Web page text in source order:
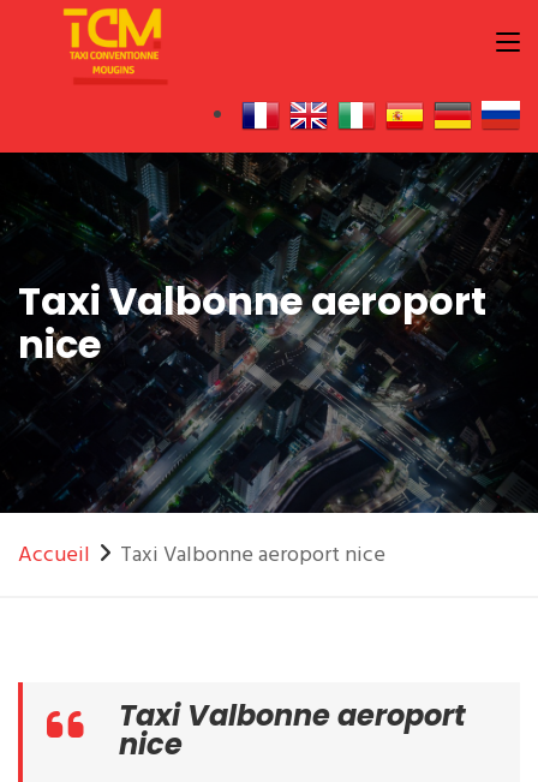
Taxi Valbonne aeroport
nice
Accueil Taxi Valbonne aeroport nice
Taxi Valbonne aeroport
nice